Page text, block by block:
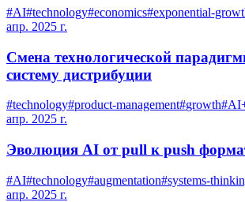
#AI#technology#economics#exponential-
апр. 2025 г.
Смена технологической
систему дистрибуции
#technology#product-management#growth#AI
апр. 2025 г.
Эволюция AI от pull к push
#AI#technology#augmentation#systems-
апр. 2025 г.